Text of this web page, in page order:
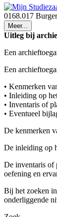
0168.017
Meer...
Uitleg bij
Een
Een
• Kenmerken
• Inleiding op
• Inventaris of
• Eventueel
De kenmerken
De inleiding op
De inventaris of
oefening en
Bij het zoeken
onderliggende